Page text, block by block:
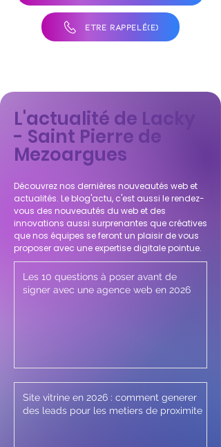
ÊTRE RAPPELÉ(E)
L'actualité de Lacky
- Saint Pierre de
Mezoargues
Découvrez nos dernières nouveautés web et
actualités. Le blog'actu, c'est aussi le rendez-
vous des nouveautés du web et des
innovations aussi surprenantes que créatives
que nos équipes se feront un plaisir de vous
proposer avec une expertise digitale pointue.
Les 10 questions à poser avant de
signer avec une agence web en 2026
Site vitrine en 2026 : comment generer
des leads pour les metiers de proximite